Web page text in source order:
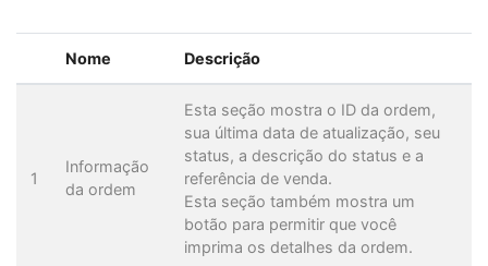
Nome Descrição
1
Informação
da ordem
Esta seção mostra o ID da ordem,
sua última data de atualização, seu
status, a descrição do status e a
referência de venda.
Esta seção também mostra um
botão para permitir que você
imprima os detalhes da ordem.